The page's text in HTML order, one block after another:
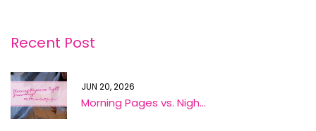
Recent Post
JUN 20, 2026
Morning Pages vs. Nigh...